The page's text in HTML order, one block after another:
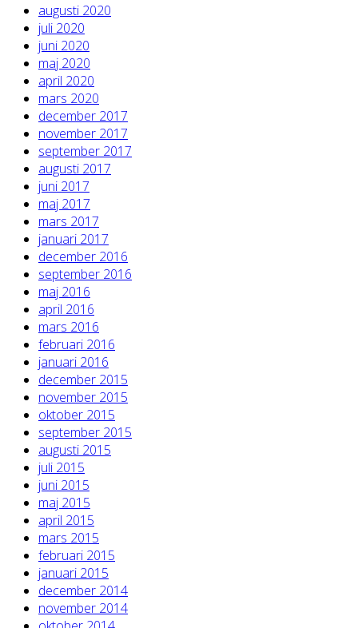
augusti 2020
juli 2020
juni 2020
maj 2020
april 2020
mars 2020
december 2017
november 2017
september 2017
augusti 2017
juni 2017
maj 2017
mars 2017
januari 2017
december 2016
september 2016
maj 2016
april 2016
mars 2016
februari 2016
januari 2016
december 2015
november 2015
oktober 2015
september 2015
augusti 2015
juli 2015
juni 2015
maj 2015
april 2015
mars 2015
februari 2015
januari 2015
december 2014
november 2014